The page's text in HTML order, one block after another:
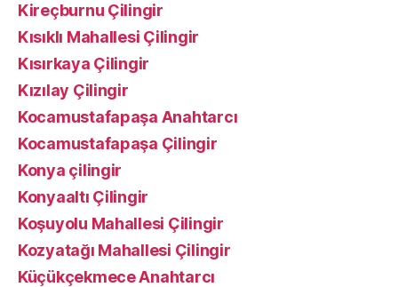
Kireçburnu Çilingir
Kısıklı Mahallesi Çilingir
Kısırkaya Çilingir
Kızılay Çilingir
Kocamustafapaşa Anahtarcı
Kocamustafapaşa Çilingir
Konya çilingir
Konyaaltı Çilingir
Koşuyolu Mahallesi Çilingir
Kozyatağı Mahallesi Çilingir
Küçükçekmece Anahtarcı